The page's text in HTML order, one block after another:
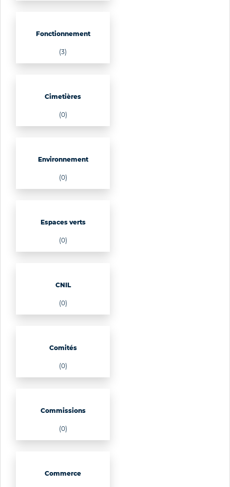
Fonctionnement
(3)
Cimetières
(0)
Environnement
(0)
Espaces verts
(0)
CNIL
(0)
Comités
(0)
Commissions
(0)
Commerce